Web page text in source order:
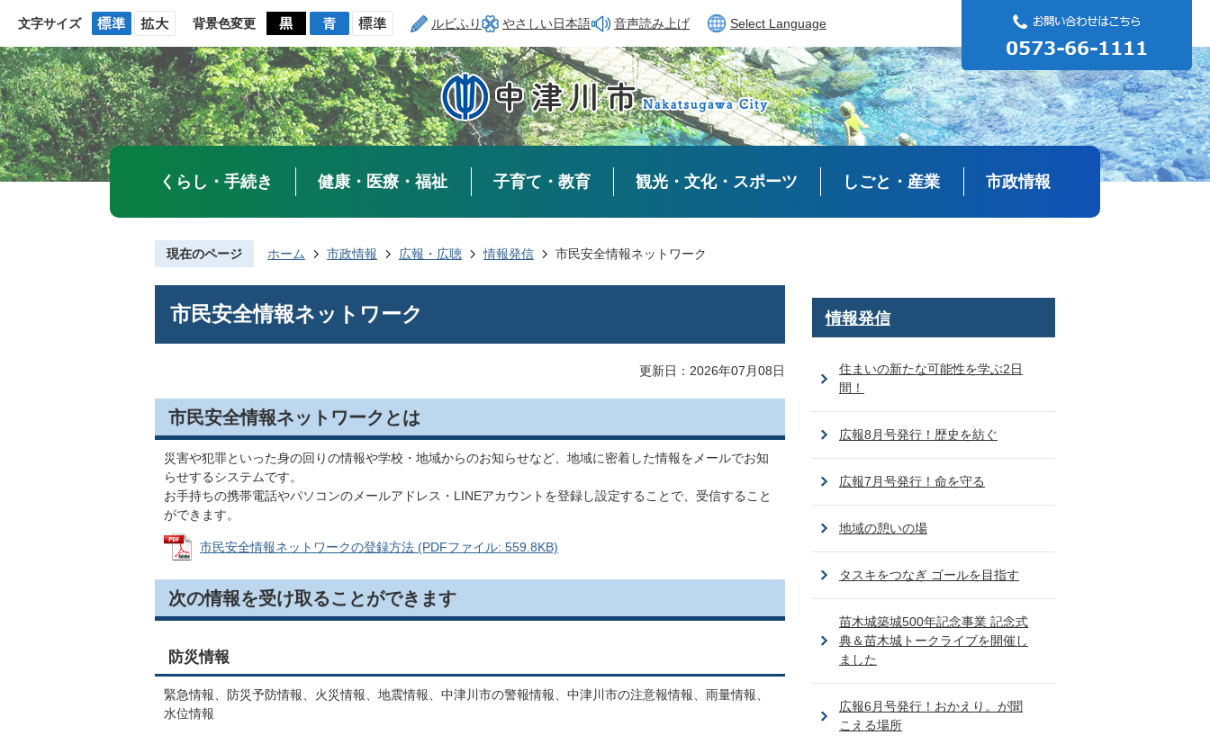
文字サイズ 背景色変更 ルビふり やさしい日本語 音声読み上げ Select Language
くらし・手続き 健康・医療・福祉 子育て・教育 観光・文化・スポーツ しごと・産業 市政情報
現在のページ ホーム 市政情報 広報・広聴 情報発信 市民安全情報ネットワーク
市民安全情報ネットワーク
更新日：2026年07月08日
市民安全情報ネットワークとは
災害や犯罪といった身の回りの情報や学校・地域からのお知らせなど、地域に密着した情報をメールでお知
らせするシステムです。
お手持ちの携帯電話やパソコンのメールアドレス・LINEアカウントを登録し設定することで、受信すること
ができます。
市民安全情報ネットワークの登録方法 (PDFファイル: 559.8KB)
次の情報を受け取ることができます
防災情報
緊急情報、防災予防情報、火災情報、地震情報、中津川市の警報情報、中津川市の注意報情報、雨量情報、
水位情報
情報発信
住まいの新たな可能性を学ぶ2日
間！
広報8月号発行！歴史を紡ぐ
広報7月号発行！命を守る
地域の憩いの場
タスキをつなぎ ゴールを目指す
苗木城築城500年記念事業 記念式
典＆苗木城トークライブを開催し
ました
広報6月号発行！おかえり。が聞
こえる場所